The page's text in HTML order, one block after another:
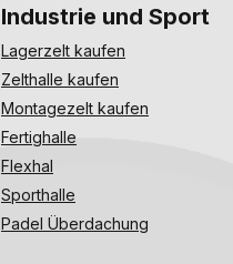
Industrie und Sport
Lagerzelt kaufen
Zelthalle kaufen
Montagezelt kaufen
Fertighalle
Flexhal
Sporthalle
Padel Überdachung